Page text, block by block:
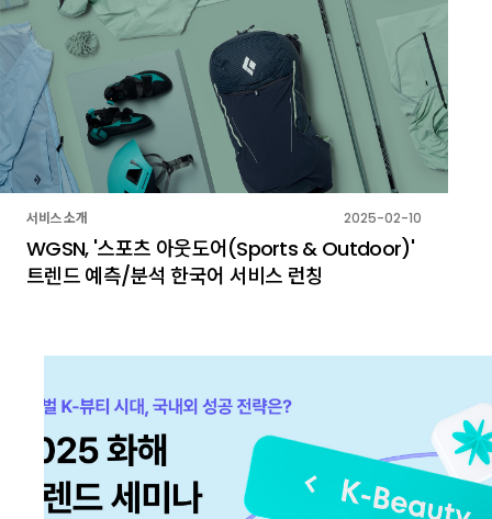
서비스 소개 2025-02-10
WGSN, '스포츠 아웃도어(Sports & Outdoor)'
트렌드 예측/분석 한국어 서비스 런칭